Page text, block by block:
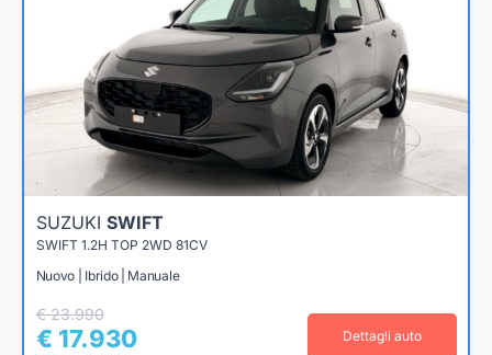
SUZUKI SWIFT
SWIFT 1.2H TOP 2WD 81CV
Nuovo | Ibrido | Manuale
€ 23.990
€ 17.930 Dettagli auto